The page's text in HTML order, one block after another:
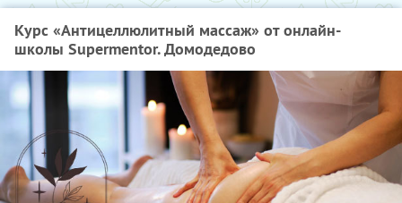
Курс «Антицеллюлитный массаж» от онлайн-
школы Supermentor. Домодедово